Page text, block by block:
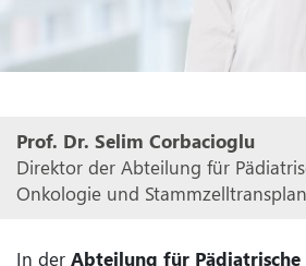
In der Abteilung für
Prof. Dr. Selim Corbacioglu
Direktor der Abteilung für
Onkologie und